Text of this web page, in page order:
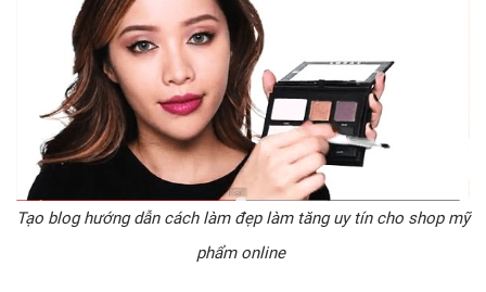
Tạo blog hướng dẫn cách làm đẹp làm tăng uy tín cho shop mỹ
phẩm online